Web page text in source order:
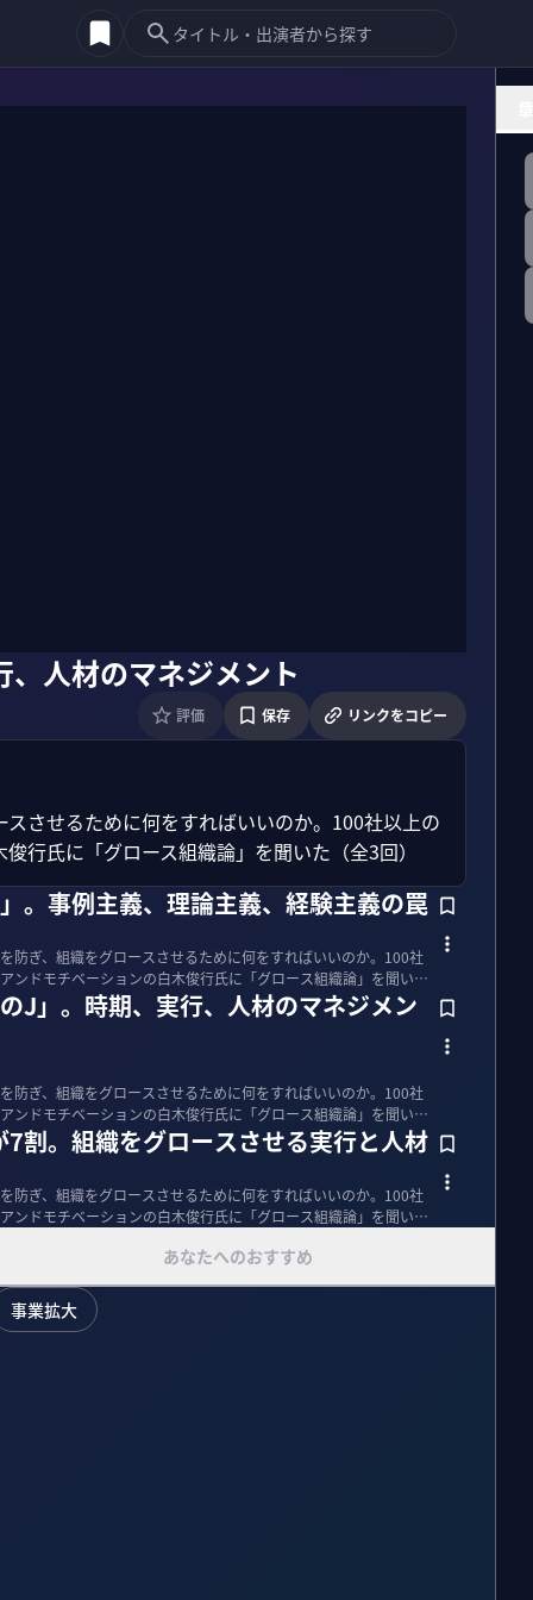
人材のマネジメント
評価 保存 リンクをコピー
させるために何をすればいいのか。100社以上の
行氏に「グロース組織論」を聞いた（全3回）
。事例主義、理論主義、経験主義の罠
防ぎ、組織をグロースさせるために何をすればいいのか。100社
ンドモチベーションの白木俊行氏に「グロース組織論」を聞いた
J」。時期、実行、人材のマネジメン
防ぎ、組織をグロースさせるために何をすればいいのか。100社
ンドモチベーションの白木俊行氏に「グロース組織論」を聞いた
割。組織をグロースさせる実行と人材
防ぎ、組織をグロースさせるために何をすればいいのか。100社
ンドモチベーションの白木俊行氏に「グロース組織論」を聞いた
あなたへのおすすめ
事業拡大